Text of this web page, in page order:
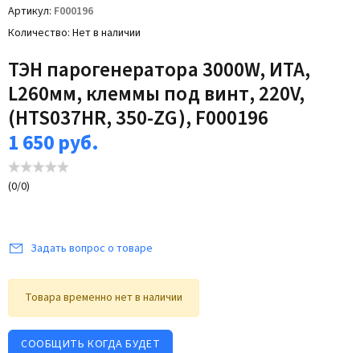
Артикул F000196
Количество Нет в наличии
ТЭН парогенератора 3000W, ИТА,
L260мм, клеммы под винт, 220V,
(HTS037HR, 350-ZG), F000196
1 650руб.
(0/0)
Задать вопрос о товаре
Товара временно нет в наличии
СООБЩИТЬ КОГДА БУДЕТ